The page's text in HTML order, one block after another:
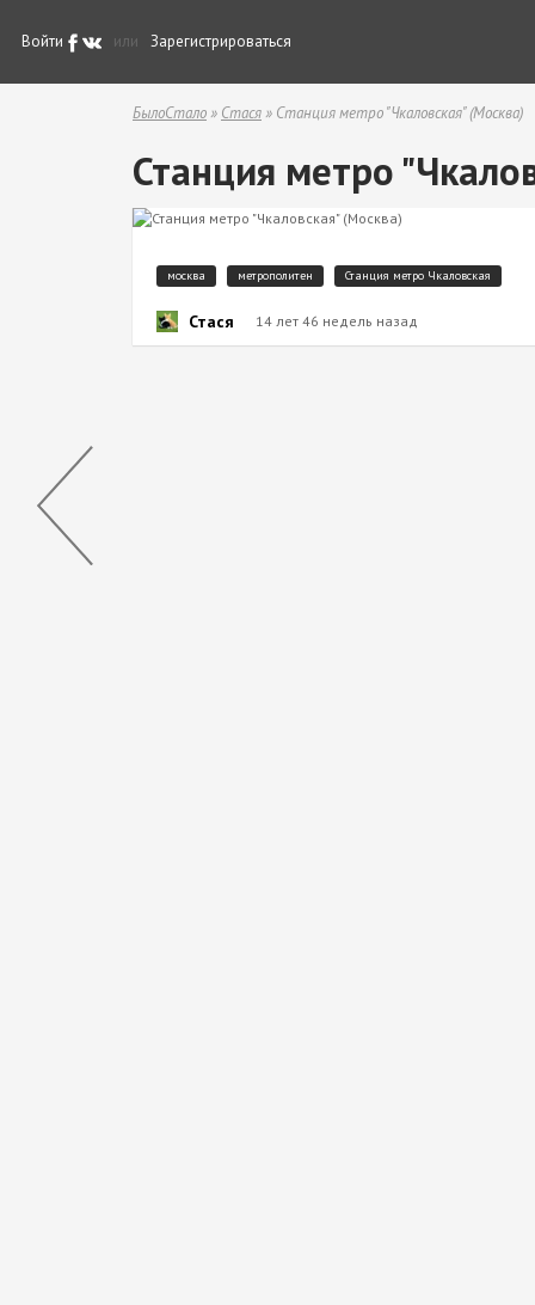
Войти или Зарегистрироваться
БылоСтало » Стася » Станция метро "Чкаловская" (Москва)
Станция метро
москва метрополитен Станция метро Чкаловская
Стася 14 лет 46 недель назад